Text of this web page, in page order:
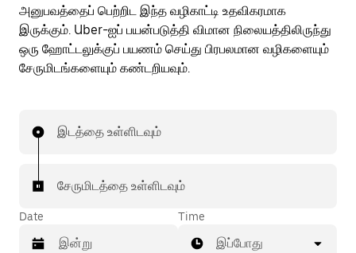
அனுபவத்தைப் பெற்றிட இந்த வழிகாட்டி உதவிகரமாக
இருக்கும். Uber-ஐப் பயன்படுத்தி விமான நிலையத்திலிருந்து
ஒரு ஹோட்டலுக்குப் பயணம் செய்து பிரபலமான வழிகளையும்
சேருமிடங்களையும் கண்டறியவும்.
இடத்தை உள்ளிடவும்
சேருமிடத்தை உள்ளிடவும்
Date Time
இப்போது